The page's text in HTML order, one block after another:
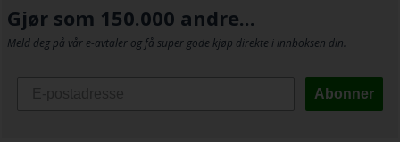
Gjør som 150.000 andre...
Meld deg på vår e-avtaler og få super gode kjøp direkte i innboksen din.
Abonner